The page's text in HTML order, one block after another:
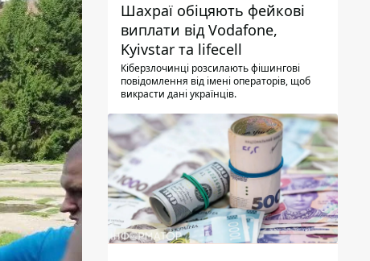
Шахраї обіцяють фейкові
виплати від Vodafone,
Kyivstar та lifecell
Кіберзлочинці розсилають фішингові
повідомлення від імені операторів, щоб
викрасти дані українців.